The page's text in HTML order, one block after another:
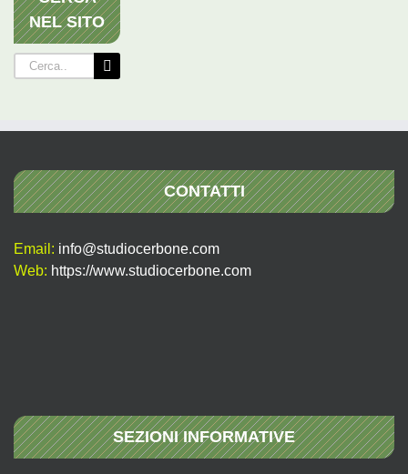
NEL SITO
Cerca
per:
CONTATTI
Email: info@studiocerbone.com
Web: https://www.studiocerbone.com
SEZIONI INFORMATIVE